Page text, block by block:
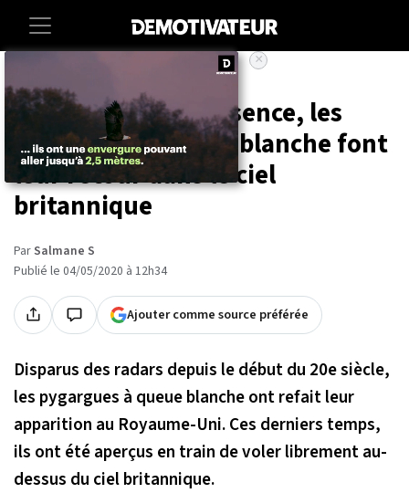
Après 240 ans d'absence, les
pygargues à queue blanche font
leur retour dans le ciel
britannique
ParSalmane S
Publié le 04/05/2020 à 12h34
Ajouter comme source préférée
×
Disparus des radars depuis le début du 20e siècle,
les pygargues à queue blanche ont refait leur
apparition au Royaume-Uni. Ces derniers temps,
ils ont été aperçus en train de voler librement au-
dessus du ciel britannique.